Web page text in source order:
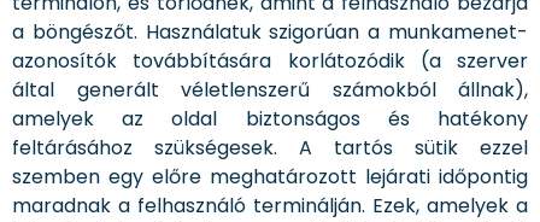
a böngészőt. Használatuk szigorúan a munkamenet-
azonosítók továbbítására korlátozódik (a szerver
által generált véletlenszerű számokból állnak),
amelyek az oldal biztonságos és hatékony
feltárásához szükségesek. A tartós sütik ezzel
szemben egy előre meghatározott lejárati időpontig
maradnak a felhasználó terminálján. Ezek, amelyek a